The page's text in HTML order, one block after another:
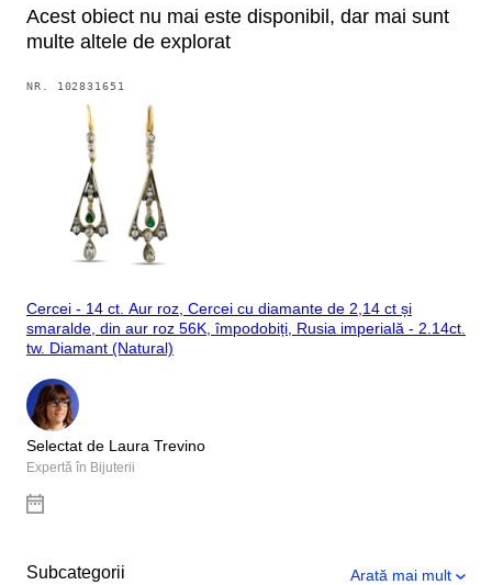
Acest obiect nu mai este disponibil, dar mai sunt
multe altele de explorat
NR. 102831651
Cercei - 14 ct. Aur roz, Cercei cu diamante de 2,14 ct și
smaralde, din aur roz 56K, împodobiți, Rusia imperială - 2.14ct.
tw. Diamant (Natural)
Selectat de Laura Trevino
Expertă în Bijuterii
Subcategorii Arată mai mult